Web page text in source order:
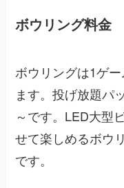
ボウリング料金
ボウリングは1ゲ
ます。投げ放題パ
～です。LED大型
せて楽しめるボウ
です。